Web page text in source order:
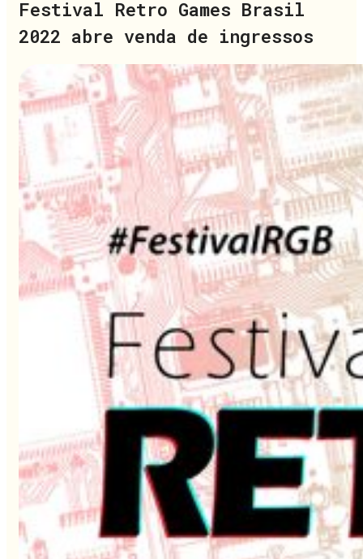
Festival Retro Games Brasil
2022 abre venda de ingressos